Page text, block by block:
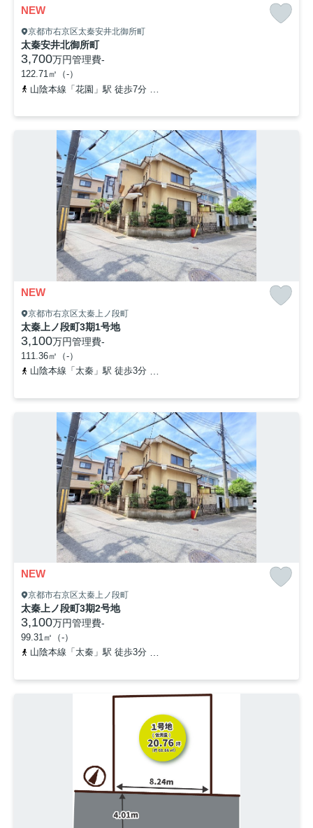
NEW
京都市右京区太秦安井北御所町
太秦安井北御所町
3,700万円管理費-
122.71㎡（-）
山陰本線「花園」駅 徒歩7分
NEW
京都市右京区太秦上ノ段町
太秦上ノ段町3期1号地
3,100万円管理費-
111.36㎡（-）
山陰本線「太秦」駅 徒歩3分
NEW
京都市右京区太秦上ノ段町
太秦上ノ段町3期2号地
3,100万円管理費-
99.31㎡（-）
山陰本線「太秦」駅 徒歩3分